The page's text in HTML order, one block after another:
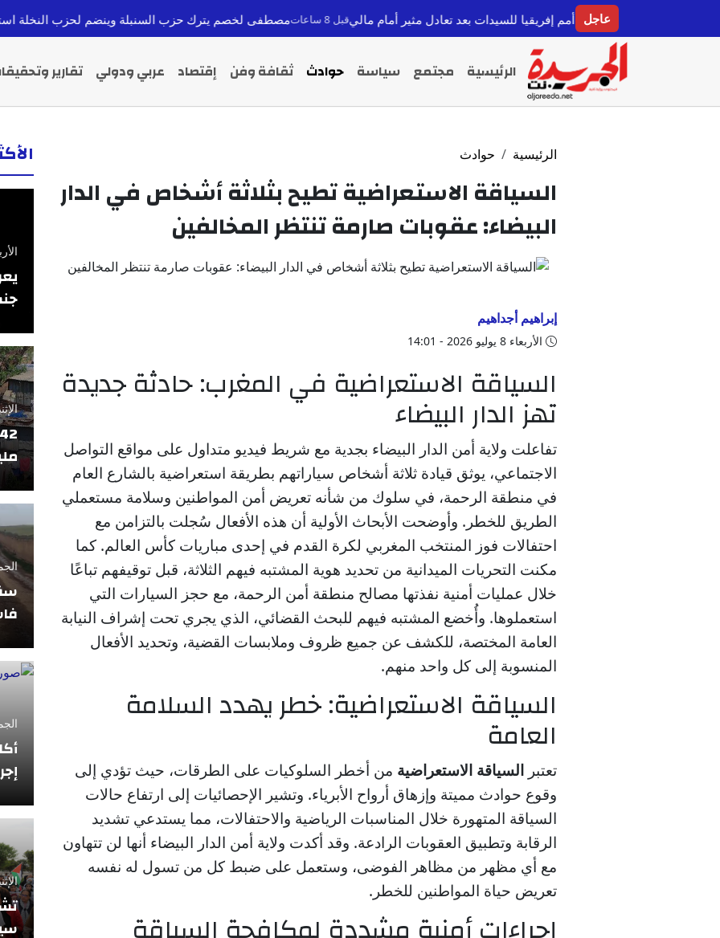
عاجل
كأس أمم إفريقيا للسيدات بعد تعادل مثير أمام ماليقبل 8 ساعات مصطفى لخصم يترك حزب السنبلة وينضم لحزب النخلة استعداداً لانتخابات 2026
الرئيسية مجتمع سياسة حوادث ثقافة وفن إقتصاد عربي ودولي تقارير
الرئيسية حوادث
السياقة الاستعراضية تطيح بثلاثة أشخاص في الدار
البيضاء: عقوبات صارمة تنتظر المخالفين
إبراهيم أجداهيم
الأربعاء 8 يوليو 2026 - 14:01
السياقة الاستعراضية في المغرب: حادثة جديدة
تهز الدار البيضاء
تفاعلت ولاية أمن الدار البيضاء بجدية مع شريط فيديو متداول على مواقع التواصل
الاجتماعي، يوثق قيادة ثلاثة أشخاص سياراتهم بطريقة استعراضية بالشارع العام
في منطقة الرحمة، في سلوك من شأنه تعريض أمن المواطنين وسلامة مستعملي
الطريق للخطر. وأوضحت الأبحاث الأولية أن هذه الأفعال سُجلت بالتزامن مع
احتفالات فوز المنتخب المغربي لكرة القدم في إحدى مباريات كأس العالم. كما
مكنت التحريات الميدانية من تحديد هوية المشتبه فيهم الثلاثة، قبل توقيفهم تباعًا
خلال عمليات أمنية نفذتها مصالح منطقة أمن الرحمة، مع حجز السيارات التي
استعملوها. وأُخضع المشتبه فيهم للبحث القضائي، الذي يجري تحت إشراف النيابة
العامة المختصة، للكشف عن جميع ظروف وملابسات القضية، وتحديد الأفعال
المنسوبة إلى كل واحد منهم.
السياقة الاستعراضية: خطر يهدد السلامة
العامة
تعتبر السياقة الاستعراضية من أخطر السلوكيات على الطرقات، حيث تؤدي إلى
وقوع حوادث مميتة وإزهاق أرواح الأبرياء. وتشير الإحصائيات إلى ارتفاع حالات
السياقة المتهورة خلال المناسبات الرياضية والاحتفالات، مما يستدعي تشديد
الرقابة وتطبيق العقوبات الرادعة. وقد أكدت ولاية أمن الدار البيضاء أنها لن تتهاون
مع أي مظهر من مظاهر الفوضى، وستعمل على ضبط كل من تسول له نفسه
تعريض حياة المواطنين للخطر.
الأربعاء 26
الإثنين 17
الجمعة 11
الجمعة 12
الإثنين 10